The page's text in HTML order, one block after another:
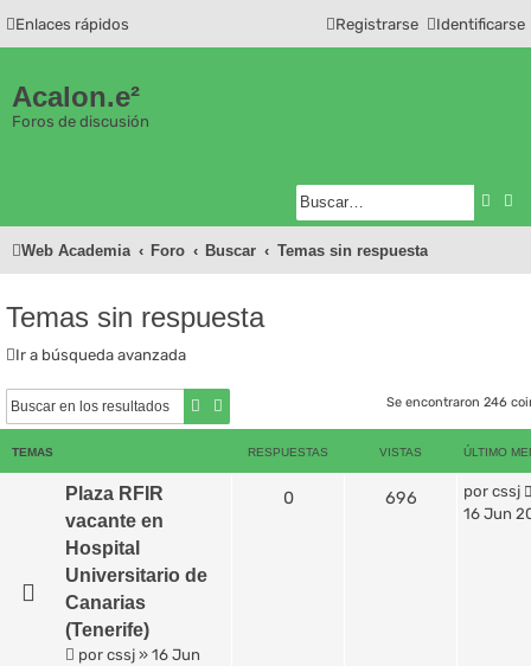
Enlaces rápidos Identificarse
Registrarse
Acalon.e²
Foros de discusión
Web Academia Foro Buscar Temas sin respuesta
Temas sin respuesta
Ir a búsqueda avanzada
Buscar Se encontraron 246
TEMAS RESPUESTAS VISTAS ÚLTIMO
Plaza RFIR
vacante en
Hospital
Universitario de
Canarias
(Tenerife)
por cssj » 16 Jun
0 696 por cssj
16 Jun